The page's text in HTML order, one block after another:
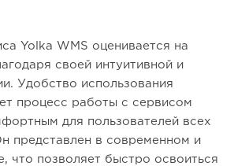
Yolka WMS оценивается на
своей интуитивной и
Удобство использования
процесс работы с сервисом
для пользователей всех
представлен в современном и
что позволяет быстро освоиться